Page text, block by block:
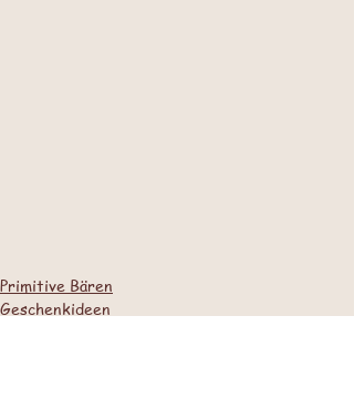
Primitive Bären
Geschenkideen